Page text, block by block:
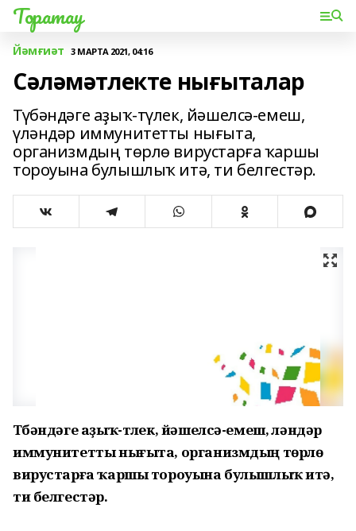
Торатау
Йәмғиәт 3 МАРТА 2021, 04:16
Сәләмәтлекте нығыталар
Түбәндәге аҙыҡ-түлек, йәшелсә-емеш,
үләндәр иммунитетты нығыта,
организмдың төрлө вирустарға ҡаршы
тороуына булышлыҡ итә, ти белгестәр.
Түбәндәге аҙыҡ-түлек, йәшелсә-емеш, үләндәр
иммунитетты нығыта, организмдың төрлө
вирустарға ҡаршы тороуына булышлыҡ итә,
ти белгестәр.